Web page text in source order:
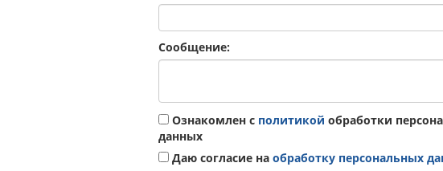
Сообщение:
Ознакомлен с политикой обработки
данных
Даю согласие на обработку персональных